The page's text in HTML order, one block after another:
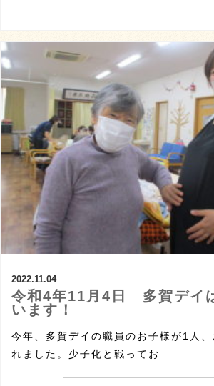
2022.11.04
令和4年11月4日 多賀デイ
います！
今年、多賀デイの職員のお子様が1人
れました。少子化と戦ってお...